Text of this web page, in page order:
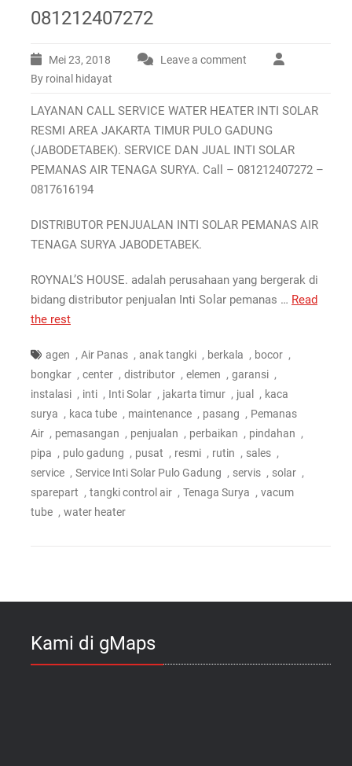
081212407272
Mei 23, 2018
Leave a comment
By roinal hidayat
LAYANAN CALL SERVICE WATER HEATER INTI SOLAR
RESMI AREA JAKARTA TIMUR PULO GADUNG
(JABODETABEK). SERVICE DAN JUAL INTI SOLAR
PEMANAS AIR TENAGA SURYA. Call – 081212407272 –
0817616194
DISTRIBUTOR PENJUALAN INTI SOLAR PEMANAS AIR
TENAGA SURYA JABODETABEK.
ROYNAL’S HOUSE. adalah perusahaan yang bergerak di
bidang distributor penjualan Inti Solar pemanas … Read
the rest
agen , Air Panas , anak tangki , berkala , bocor ,
bongkar , center , distributor , elemen , garansi ,
instalasi , inti , Inti Solar , jakarta timur , jual , kaca
surya , kaca tube , maintenance , pasang , Pemanas
Air , pemasangan , penjualan , perbaikan , pindahan ,
pipa , pulo gadung , pusat , resmi , rutin , sales ,
service , Service Inti Solar Pulo Gadung , servis , solar ,
sparepart , tangki control air , Tenaga Surya , vacum
tube , water heater
Kami di gMaps